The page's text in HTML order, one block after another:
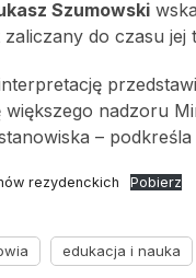
Szumowski
zaliczany do czasu jej
większego nadzoru
–
rezydenckich Pobierz
edukacja i nauka